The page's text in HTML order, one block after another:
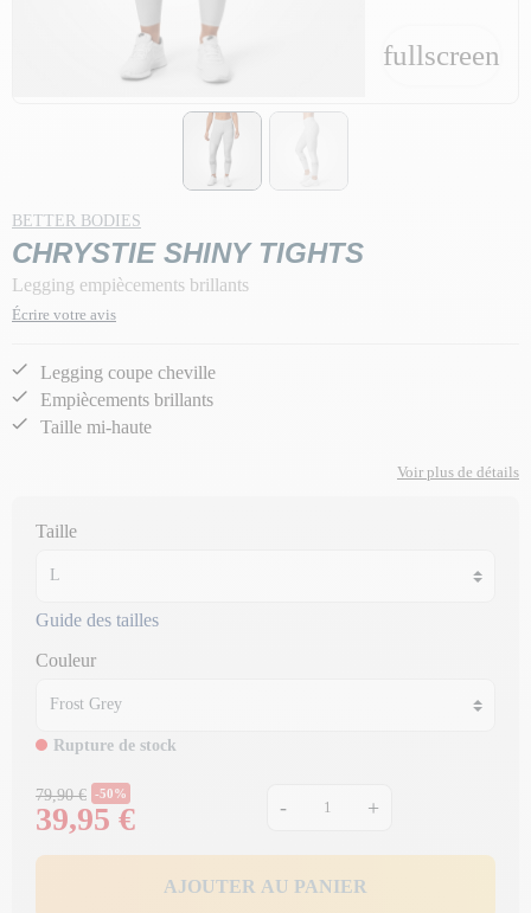
fullscreen
fullscreen
BETTER BODIES
CHRYSTIE SHINY TIGHTS
Legging empiècements brillants
Écrire votre avis
Legging coupe cheville
Empiècements brillants
Taille mi-haute
Voir plus de détails
Taille
Guide des tailles
Couleur
Rupture de stock
Prix Normal
79,90 € -50%
Prix
39,95 € - +
AJOUTER AU PANIER